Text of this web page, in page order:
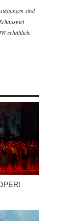
sind
erhältlich.